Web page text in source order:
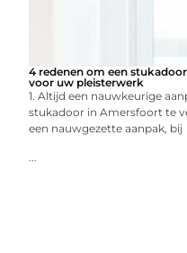
4 redenen om een
voor uw pleisterwerk
1. Altijd een nauwkeurige
stukadoor in Amersfoort te
een nauwgezette aanpak, bij
...